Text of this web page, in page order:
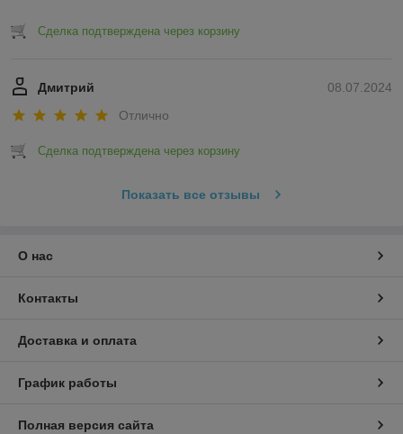
Сделка подтверждена через корзину
08.07.2024
Дмитрий
Отлично
Сделка подтверждена через корзину
Показать все отзывы
О нас
Контакты
Доставка и оплата
График работы
Полная версия сайта